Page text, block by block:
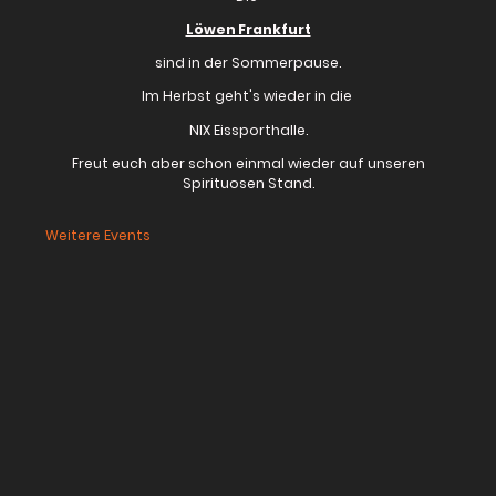
Löwen Frankfurt
sind in der Sommerpause.
Im Herbst geht's wieder in die
NIX Eissporthalle.
Freut euch aber schon einmal wieder auf unseren
Spirituosen Stand.
Weitere Events